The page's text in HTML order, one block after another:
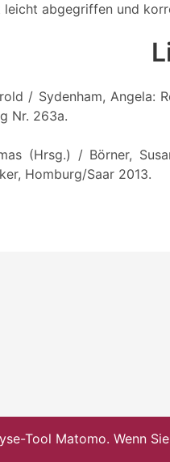
leicht abgegriffen und
/ Sydenham, Angela:
Nr. 263a.
(Hrsg.) / Börner,
Homburg/Saar 2013.
Tool Matomo. Wenn